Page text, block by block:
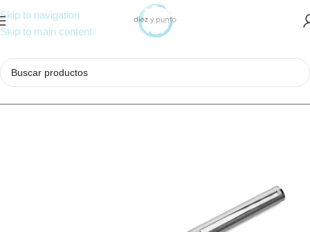
Skip to navigation
Skip to main content